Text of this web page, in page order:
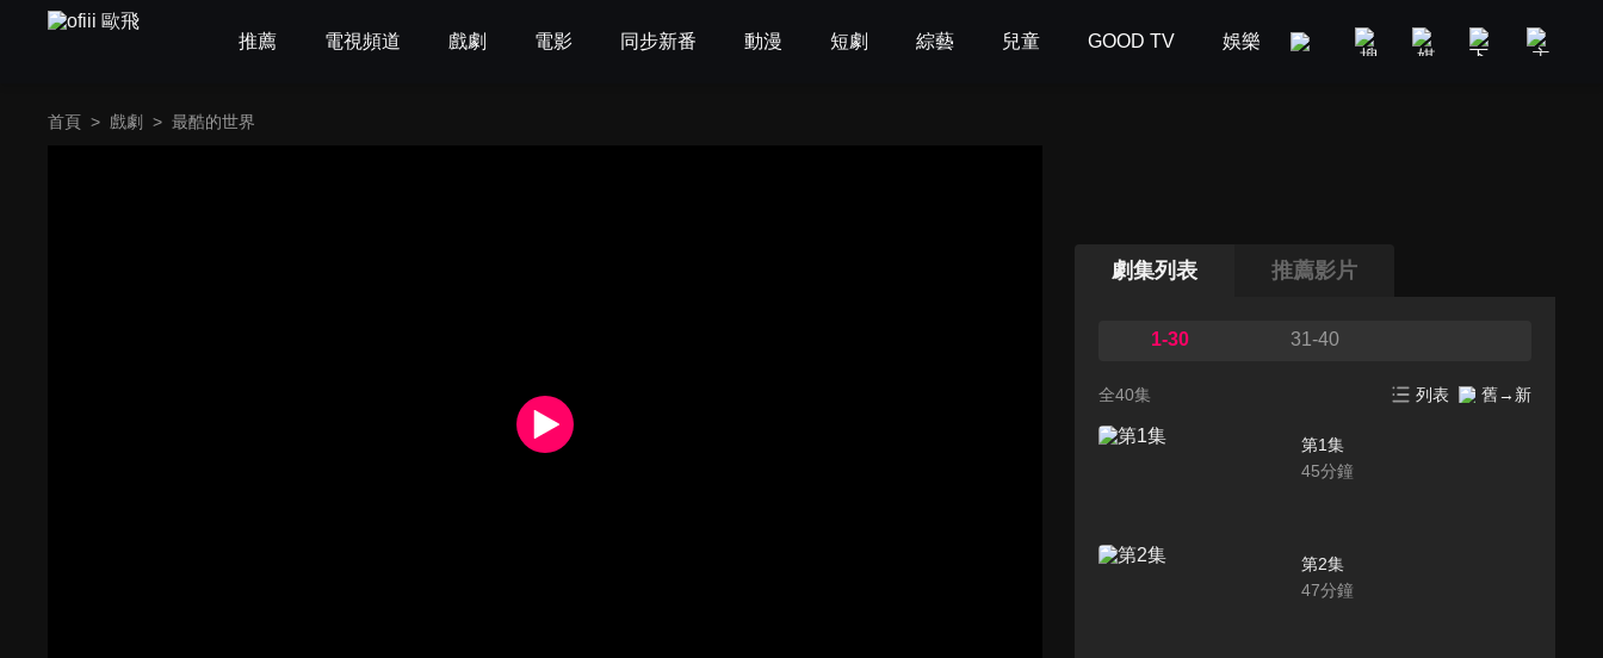
推薦 電視頻道 戲劇 電影 同步新番 動漫 短劇 綜藝 兒童 GOOD TV 娛樂 美食旅遊 新聞政論
首頁 > 戲劇 > 最酷的世界
劇集列表 推薦影片
1-30 31-40
全40集 列表 舊→新
第1集
45分鐘
第2集
47分鐘